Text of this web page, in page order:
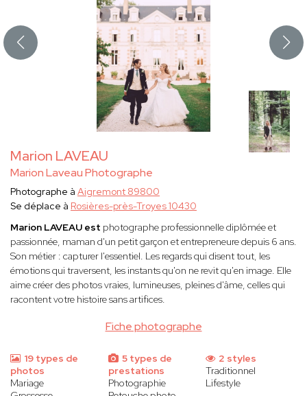
Marion LAVEAU
Marion Laveau Photographe
Fiche photographe
Photographe à Aigremont 89800
Se déplace à Rosières-près-Troyes 10430
Marion LAVEAU est photographe professionnelle diplômée et
passionnée, maman d'un petit garçon et entrepreneure depuis 6 ans.
Son métier : capturer l'essentiel. Les regards qui disent tout, les
émotions qui traversent, les instants qu'on ne revit qu'en image. Elle
aime créer des photos vraies, lumineuses, pleines d'âme, celles qui
racontent votre histoire sans artifices.
19 types de
photos
Mariage
5 types de
prestations
Photographie
2 styles
Traditionnel
Lifestyle